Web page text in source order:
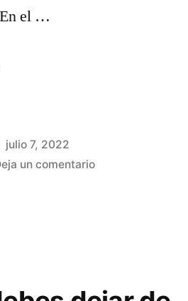
En el …
julio 7, 2022
un comentarioen